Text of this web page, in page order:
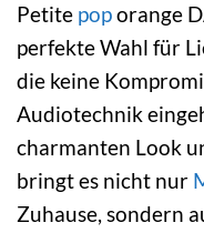
Petite poporange
perfekte Wahl für
die keine
Audiotechnik
charmanten Look
bringt es nicht nur
Zuhause, sondern